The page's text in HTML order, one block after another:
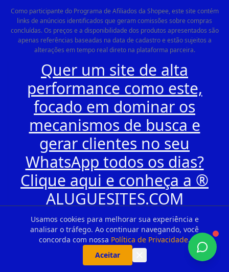
Usamos cookies para melhorar sua experiência e
analisar o tráfego. Ao continuar navegando, você
concorda com nossa Política de Privacidade.
Aceitar
Como participante do Programa de Afiliados da Shopee, este site contém
links de anúncios identificados que geram comissões sobre compras
concluídas. Os preços e a disponibilidade dos produtos apresentados são
apenas referências baseadas na data de cadastro e estão sujeitos a
alterações em tempo real direto na plataforma parceira.
Quer um site de alta
performance como este,
focado em dominar os
mecanismos de busca e
gerar clientes no seu
WhatsApp todos os dias?
Clique aqui e conheça a ®
ALUGUESITES.COM